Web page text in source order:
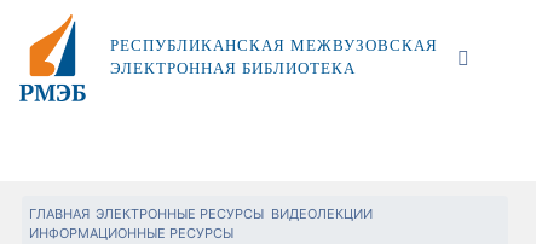
РЕСПУБЛИКАНСКАЯ МЕЖВУЗОВСКАЯ
ЭЛЕКТРОННАЯ БИБЛИОТЕКА
ГЛАВНАЯ ЭЛЕКТРОННЫЕ РЕСУРСЫ ВИДЕОЛЕКЦИИ
ИНФОРМАЦИОННЫЕ РЕСУРСЫ